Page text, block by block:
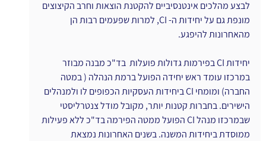
לבצע מהלכים אינטנסיביים להקטנת הוצאות וחרב הקיצוצים
מונפת גם על יחידות ה- CI, למרות שפעמים רבות הן
מהאחרונות להיפגע.
יחידות CI בפירמות גדולות פועלות  בד"כ מבנה מבוזר
במרכזו עומד ראש יחידה הפועל ברמת הנהלה ( במטה
החברה) ומומחי CI ביחידות העסקיות הכפופים לו ולמנהלים
הישירים. בחברות קטנות יותר, מקובל מודל צנטרליסטי
שבמרכזו מנהל CI הפועל ממטה הפירמה בד"כ ללא פעילות
ממוסדת ביחידות המשנה. בשנים האחרונות נמצאת